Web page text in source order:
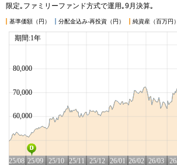
限定｡ファミリーファンド方式で運用｡9月決算｡
基準価額（円） 分配金込み-再投資（円） 純資産（百万円）